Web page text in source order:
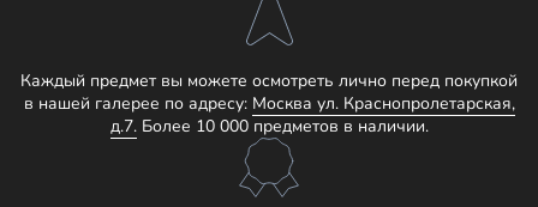
Каждый предмет вы можете осмотреть лично перед покупкой
в нашей галерее по адресу: Москва ул. Краснопролетарская,
д.7.Более 10 000 предметов в наличии.